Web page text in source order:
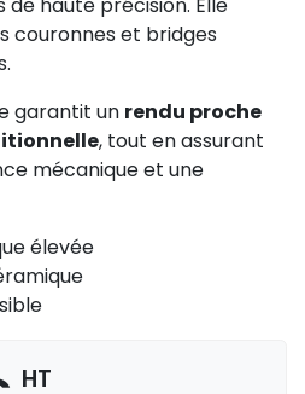
couronnes et bridges
garantit un rendu proche
, tout en assurant
mécanique et une
élevée
HT